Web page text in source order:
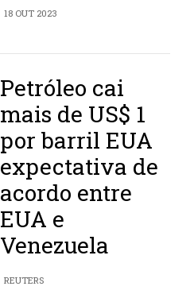
18 OUT 2023
Petróleo cai
mais de US$ 1
por barril EUA
expectativa de
acordo entre
EUA e
Venezuela
REUTERS